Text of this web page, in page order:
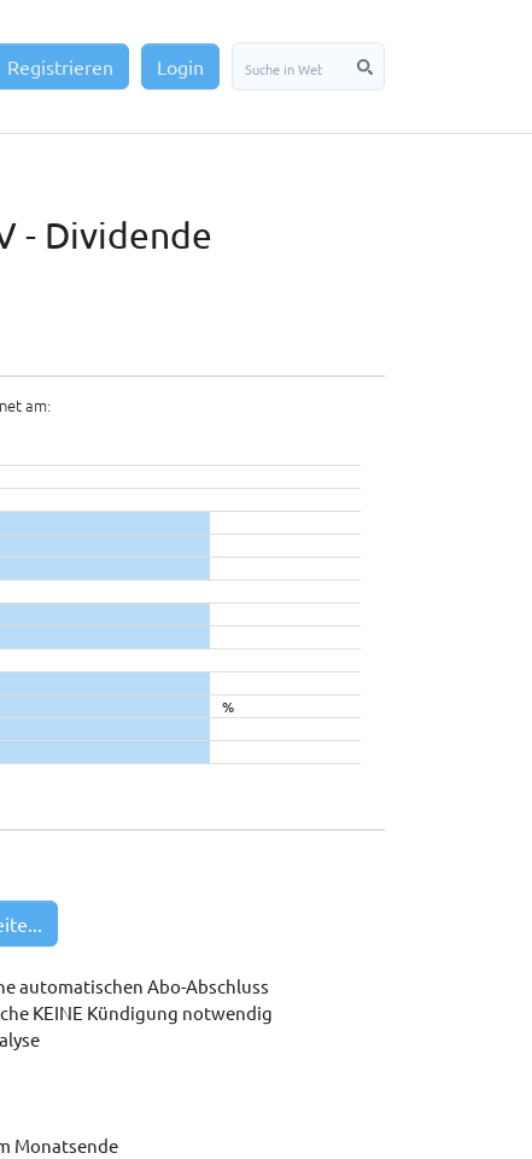
Registrieren Login
- Dividende
am:
%
automatischen Abo-Abschluss
KEINE Kündigung notwendig
Monatsende